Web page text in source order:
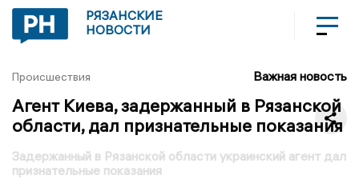
РЯЗАНСКИЕ
НОВОСТИ
Происшествия Важная новость
Агент Киева, задержанный в Рязанской
области, дал признательные показания
Задержанный в Рязанской области украинский агент дал
признательные показания